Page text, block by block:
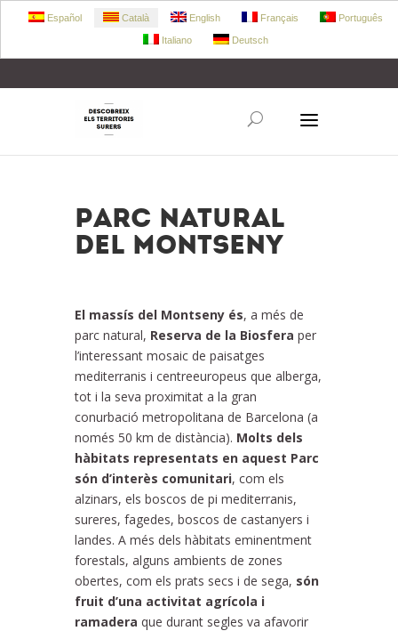
Parc Natural
del Montseny
El massís del Montseny és, a més de
parc natural, Reserva de la Biosfera per
l’interessant mosaic de paisatges
mediterranis i centreeuropeus que alberga,
tot i la seva proximitat a la gran
conurbació metropolitana de Barcelona (a
només 50 km de distància). Molts dels
hàbitats representats en aquest Parc
són d’interès comunitari, com els
alzinars, els boscos de pi mediterranis,
sureres, fagedes, boscos de castanyers i
landes. A més dels hàbitats eminentment
forestals, alguns ambients de zones
obertes, com els prats secs i de sega, són
fruit d’una activitat agrícola i
ramadera que durant segles va afavorir
Español Català English Français Português
Italiano Deutsch